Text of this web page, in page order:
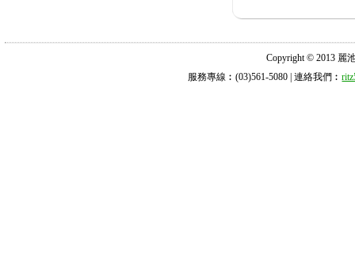
Copyright © 2013 麗
服務專線︰(03)561-5080 | 連絡我們︰